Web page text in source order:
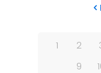
1 2
9